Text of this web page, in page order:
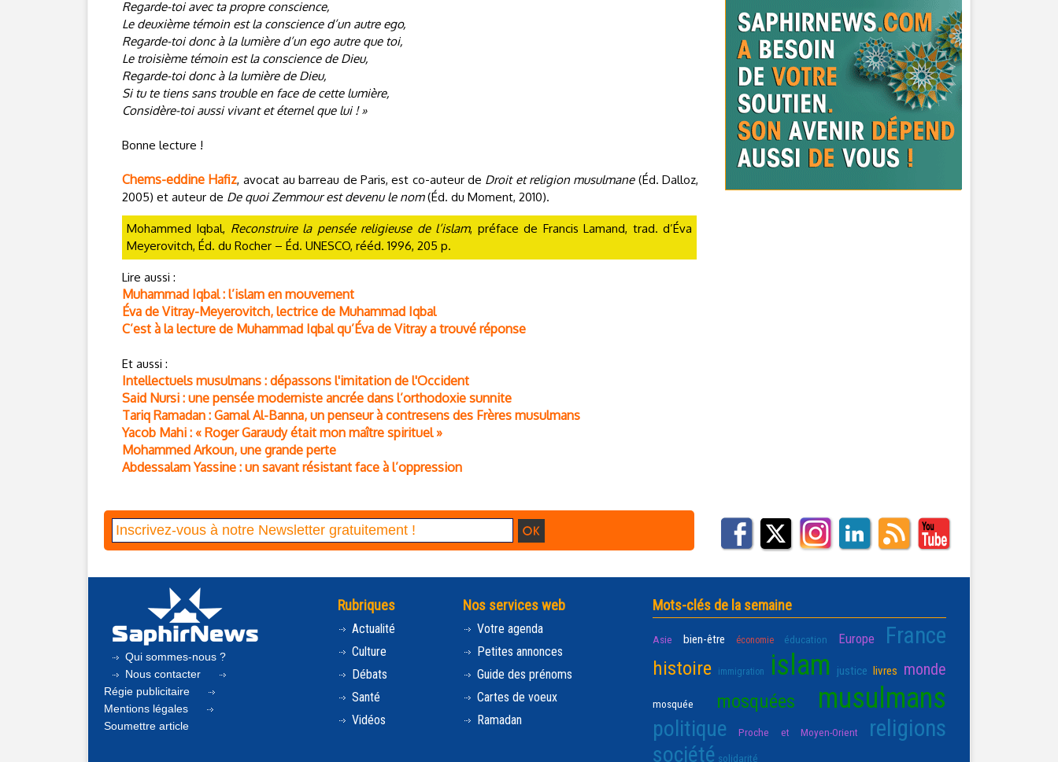
Regarde-toi avec ta propre conscience,
Le deuxième témoin est la conscience d’un autre ego,
Regarde-toi donc à la lumière d’un ego autre que toi,
Le troisième témoin est la conscience de Dieu,
Regarde-toi donc à la lumière de Dieu,
Si tu te tiens sans trouble en face de cette lumière,
Considère-toi aussi vivant et éternel que lui ! »
Bonne lecture !
Chems-eddine Hafiz, avocat au barreau de Paris, est co-auteur de Droit et religion musulmane(Éd. Dalloz,
2005) et auteur de De quoi Zemmour est devenu le nom(Éd. du Moment, 2010).
Mohammed Iqbal, Reconstruire la pensée religieuse de l’islam, préface de Francis Lamand, trad. d’Éva
Meyerovitch, Éd. du Rocher – Éd. UNESCO, rééd. 1996, 205 p.
Lire aussi :
Muhammad Iqbal : l’islam en mouvement
Éva de Vitray-Meyerovitch, lectrice de Muhammad Iqbal
C’est à la lecture de Muhammad Iqbal qu’Éva de Vitray a trouvé réponse
Et aussi :
Intellectuels musulmans : dépassons l'imitation de l'Occident
Said Nursi : une pensée moderniste ancrée dans l’orthodoxie sunnite
Tariq Ramadan : Gamal Al-Banna, un penseur à contresens des Frères musulmans
Yacob Mahi : « Roger Garaudy était mon maître spirituel »
Mohammed Arkoun, une grande perte
Abdessalam Yassine : un savant résistant face à l’oppression
Qui sommes-nous ?
Nous contacter
Régie publicitaire
Mentions légales
Soumettre article
Rubriques
Actualité
Culture
Débats
Santé
Vidéos
Nos services web
Votre agenda
Petites annonces
Guide des prénoms
Cartes de voeux
Ramadan
Mots-clés de la semaine
Asie bien-être économie éducation Europe France
histoire immigration islam justice livres monde
mosquée mosquées musulmans
politique Proche et Moyen-Orient religions
société solidarité